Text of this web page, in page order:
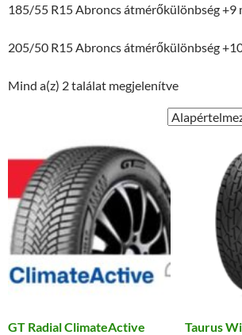
185/55 R15 Abroncs átmérőkülönbség +9
205/50 R15 Abroncs átmérőkülönbség
Mind a(z) 2 találat megjelenítve
GT Radial ClimateActive
Taurus